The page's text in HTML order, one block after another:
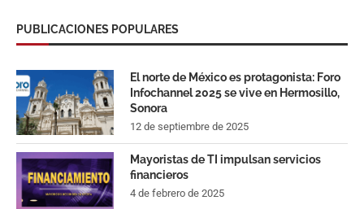
PUBLICACIONES POPULARES
El norte de México es protagonista: Foro
Infochannel 2025 se vive en Hermosillo,
Sonora
12 de septiembre de 2025
Mayoristas de TI impulsan servicios
financieros
4 de febrero de 2025